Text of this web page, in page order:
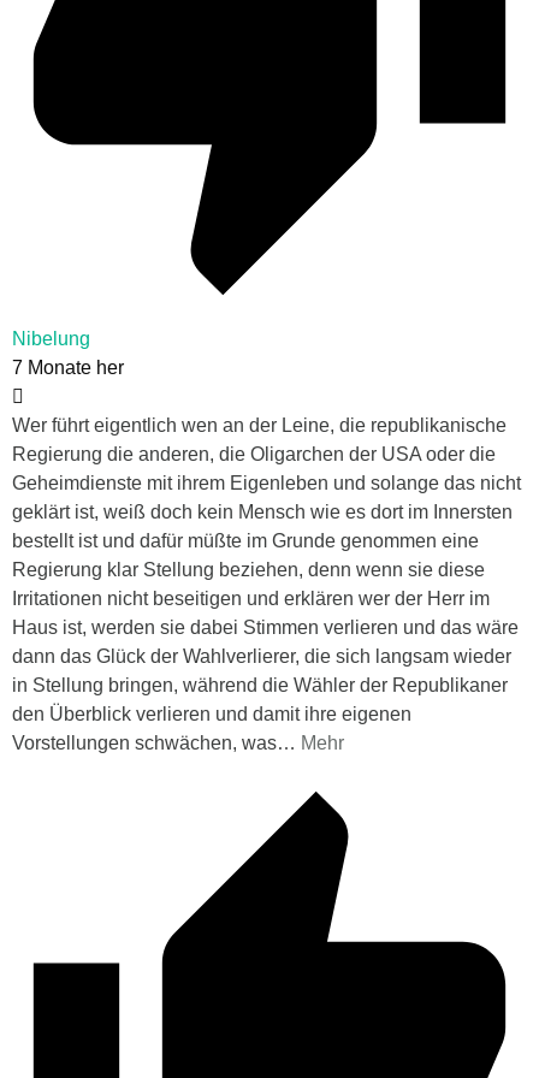
Nibelung
7 Monate her
Wer führt eigentlich wen an der Leine, die republikanische
Regierung die anderen, die Oligarchen der USA oder die
Geheimdienste mit ihrem Eigenleben und solange das nicht
geklärt ist, weiß doch kein Mensch wie es dort im Innersten
bestellt ist und dafür müßte im Grunde genommen eine
Regierung klar Stellung beziehen, denn wenn sie diese
Irritationen nicht beseitigen und erklären wer der Herr im
Haus ist, werden sie dabei Stimmen verlieren und das wäre
dann das Glück der Wahlverlierer, die sich langsam wieder
in Stellung bringen, während die Wähler der Republikaner
den Überblick verlieren und damit ihre eigenen
Vorstellungen schwächen, was… Mehr